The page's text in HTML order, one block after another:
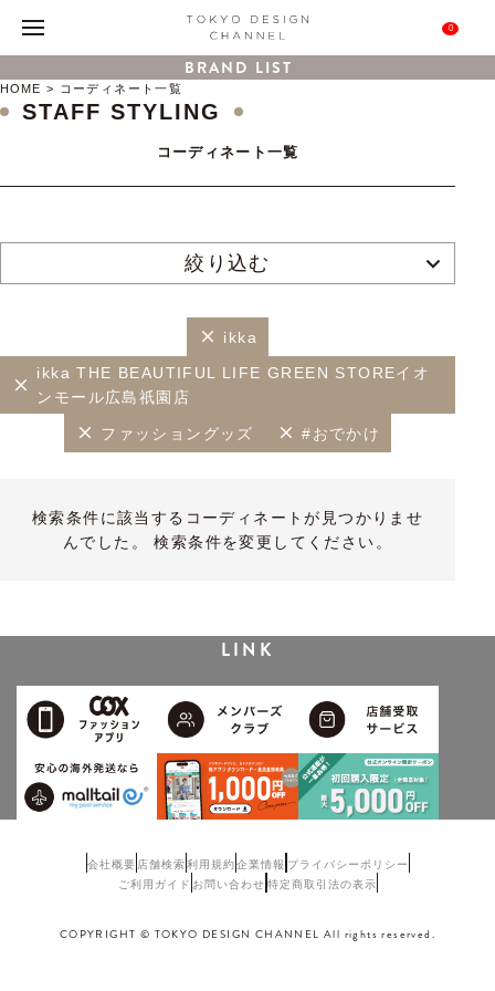
0
BRAND LIST
HOME コーディネート一覧
STAFF STYLING
コーディネート一覧
絞り込む
ikka
ikka THE BEAUTIFUL LIFE GREEN STOREイオ
ンモール広島祇園店
ファッショングッズ #おでかけ
検索条件に該当するコーディネートが見つかりませ
んでした。 検索条件を変更してください。
LINK
会社概要 店舗検索利用規約企業情報 プライバシーポリシー
ご利用ガイド お問い合わせ 特定商取引法の表示
COPYRIGHT © TOKYO DESIGN CHANNEL All rights reserved.